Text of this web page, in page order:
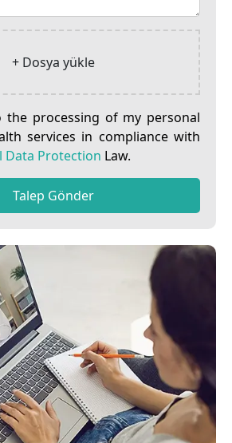
+ Dosya yükle
the processing of my personal
services in compliance with
Data Protection Law.
Talep Gönder